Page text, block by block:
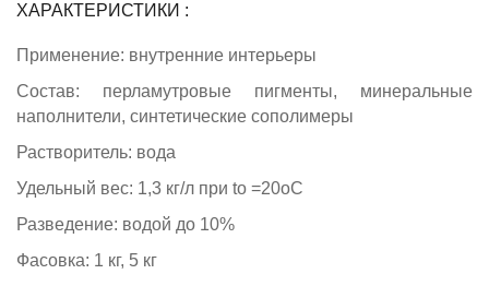
ХАРАКТЕРИСТИКИ :
Применение: внутренние интерьеры
Состав: перламутровые пигменты, минеральные
наполнители, синтетические сополимеры
Растворитель: вода
Удельный вес: 1,3 кг/л при tо =20оС
Разведение: водой до 10%
Фасовка: 1 кг, 5 кг